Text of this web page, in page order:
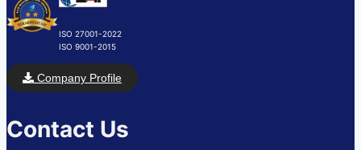
ISO 27001-2022
ISO 9001-2015
Company Profile
Contact Us